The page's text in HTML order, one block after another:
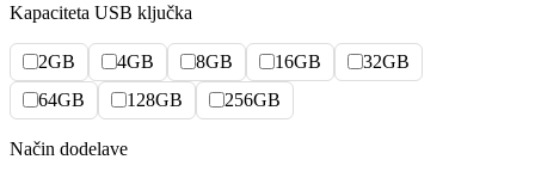
Kapaciteta USB ključka
2GB 4GB 8GB 16GB
32GB
64GB
128GB 256GB
Način dodelave